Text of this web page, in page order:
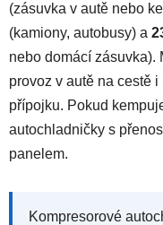
(zásuvka v autě nebo
(kamiony, autobusy) a
nebo domácí zásuvka).
provoz v autě na cestě
přípojku. Pokud
autochladničky s
panelem.
Kompresorové